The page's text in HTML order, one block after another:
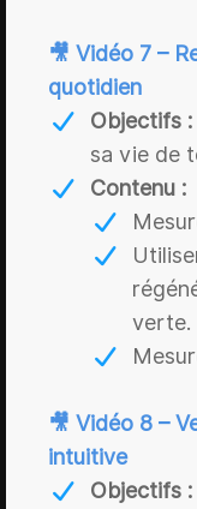
🎥 Vidéo 7 –
quotidien
Objectifs :
sa vie de
Contenu :
verte.
🎥 Vidéo 8 –
intuitive
Objectifs :